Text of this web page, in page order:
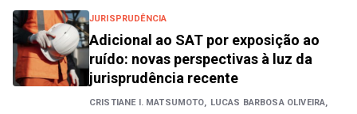
JURISPRUDÊNCIA
Adicional ao SAT por exposição ao
ruído: novas perspectivas à luz da
jurisprudência recente
CRISTIANE I. MATSUMOTO, LUCAS BARBOSA OLIVEIRA,